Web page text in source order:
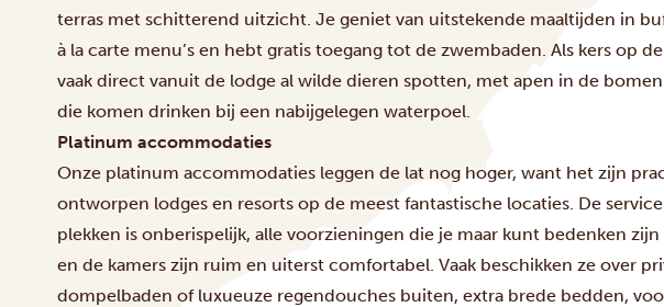
terras met schitterend uitzicht. Je geniet van uitstekende maaltijden in
à la carte menu’s en hebt gratis toegang tot de zwembaden. Als kers op
vaak direct vanuit de lodge al wilde dieren spotten, met apen in de
die komen drinken bij een nabijgelegen waterpoel.
Platinum accommodaties
Onze platinum accommodaties leggen de lat nog hoger, want het zijn
ontworpen lodges en resorts op de meest fantastische locaties. De
plekken is onberispelijk, alle voorzieningen die je maar kunt bedenken zijn
en de kamers zijn ruim en uiterst comfortabel. Vaak beschikken ze over
dompelbaden of luxueuze regendouches buiten, extra brede bedden,